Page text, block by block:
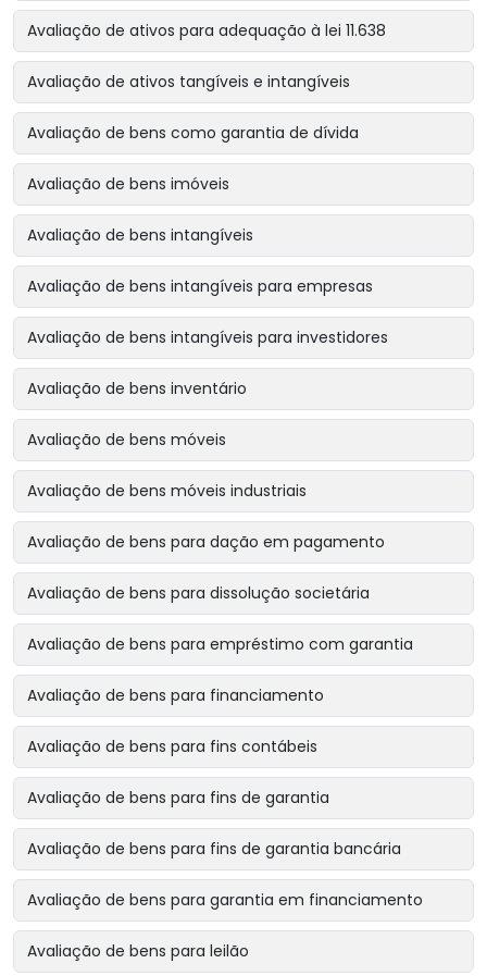
Avaliação de ativos para adequação à lei 11.638
Avaliação de ativos tangíveis e intangíveis
Avaliação de bens como garantia de dívida
Avaliação de bens imóveis
Avaliação de bens intangíveis
Avaliação de bens intangíveis para empresas
Avaliação de bens intangíveis para investidores
Avaliação de bens inventário
Avaliação de bens móveis
Avaliação de bens móveis industriais
Avaliação de bens para dação em pagamento
Avaliação de bens para dissolução societária
Avaliação de bens para empréstimo com garantia
Avaliação de bens para financiamento
Avaliação de bens para fins contábeis
Avaliação de bens para fins de garantia
Avaliação de bens para fins de garantia bancária
Avaliação de bens para garantia em financiamento
Avaliação de bens para leilão